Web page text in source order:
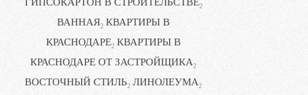
2
ВАННАЯ2 КВАРТИРЫ В
КРАСНОДАРЕ2 КВАРТИРЫ В
КРАСНОДАРЕ ОТ ЗАСТРОЙЩИКА2
ВОСТОЧНЫЙ СТИЛЬ2 ЛИНОЛЕУМА2